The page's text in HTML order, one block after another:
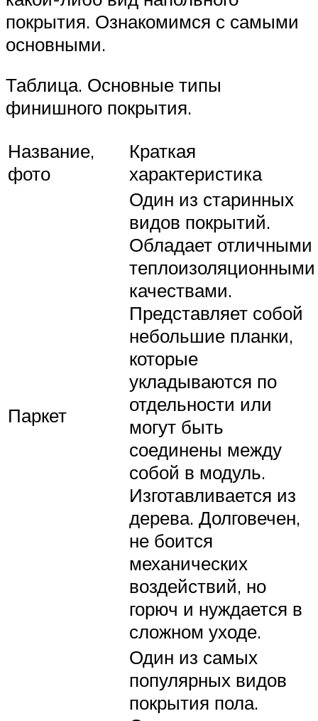
покрытия. Ознакомимся с самыми
основными.
Таблица. Основные типы
финишного покрытия.
Название,
фото
Краткая
характеристика
Паркет
Один из старинных
видов покрытий.
Обладает отличными
теплоизоляционными
качествами.
Представляет собой
небольшие планки,
которые
укладываются по
отдельности или
могут быть
соединены между
собой в модуль.
Изготавливается из
дерева. Долговечен,
не боится
механических
воздействий, но
горюч и нуждается в
сложном уходе.
Один из самых
популярных видов
покрытия пола.